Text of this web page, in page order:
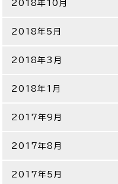
2018年10月
2018年5月
2018年3月
2018年1月
2017年9月
2017年8月
2017年5月